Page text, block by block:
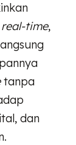
real-time,
tanpa
dan